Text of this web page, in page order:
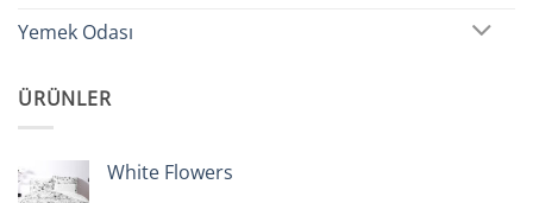
Yemek Odası
ÜRÜNLER
White Flowers